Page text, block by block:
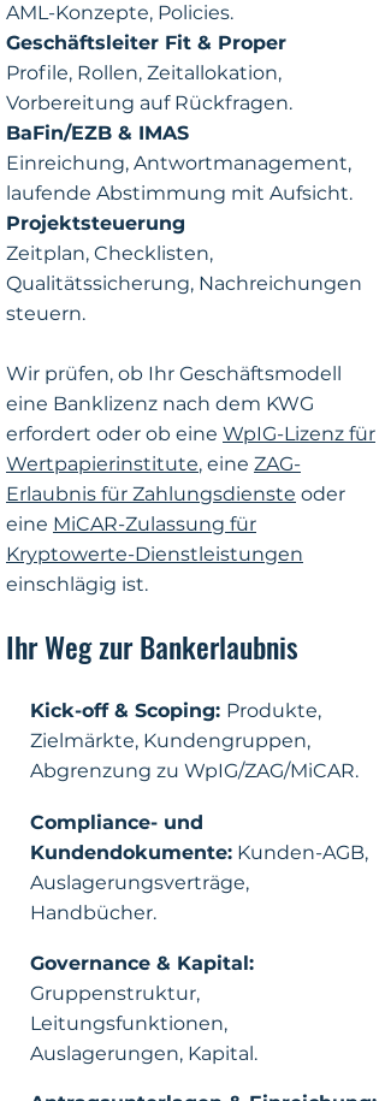
AML-Konzepte, Policies.
Geschäftsleiter Fit & Proper
Profile, Rollen, Zeitallokation,
Vorbereitung auf Rückfragen.
BaFin/EZB & IMAS
Einreichung, Antwortmanagement,
laufende Abstimmung mit Aufsicht.
Projektsteuerung
Zeitplan, Checklisten,
Qualitätssicherung, Nachreichungen
steuern.
Wir prüfen, ob Ihr Geschäftsmodell
eine Banklizenz nach dem KWG
erfordert oder ob eine WpIG-Lizenz für
Wertpapierinstitute, eine ZAG-
Erlaubnis für Zahlungsdienste oder
eine MiCAR-Zulassung für
Kryptowerte-Dienstleistungen
einschlägig ist.
Ihr Weg zur Bankerlaubnis
Kick-off & Scoping: Produkte,
Zielmärkte, Kundengruppen,
Abgrenzung zu WpIG/ZAG/MiCAR.
Compliance- und
Kundendokumente: Kunden-AGB,
Auslagerungsverträge,
Handbücher.
Governance & Kapital:
Gruppenstruktur,
Leitungsfunktionen,
Auslagerungen, Kapital.